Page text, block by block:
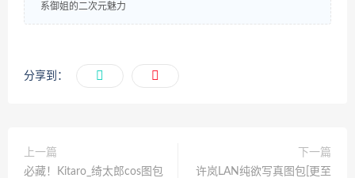
系御姐的二次元魅力
分享到：
上一篇
必藏！Kitaro_绮太郎cos图包
下一篇
许岚LAN纯欲写真图包[更至